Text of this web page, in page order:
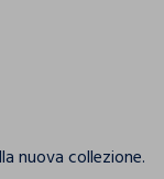
nuova collezione.